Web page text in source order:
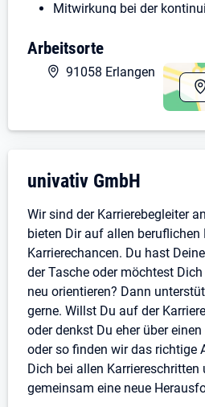
Mitwirkung bei der
Testprozesse
Enge Zusammenarbeit
Projektteams zur
Abgeschlossene
Bereich Informatik,
vergleichbaren
Erfahrung im Bereich
hardwarenaher
Kenntnisse verschiedener
Erfahrung im Umgang mit
Testautomatisierung
Zertifizierung als ISTQB
Foundation Level oder
Gute Kenntnisse im
Arbeitsorte
91058 Erlangen
univativ GmbH
Wir sind der Karrierebegleiter
bieten Dir auf allen beruflichen
Karrierechancen. Du hast
der Tasche oder möchtest
neu orientieren? Dann
gerne. Willst Du auf der
oder denkst Du eher über
oder so finden wir das richtige
Dich bei allen
gemeinsam eine neue